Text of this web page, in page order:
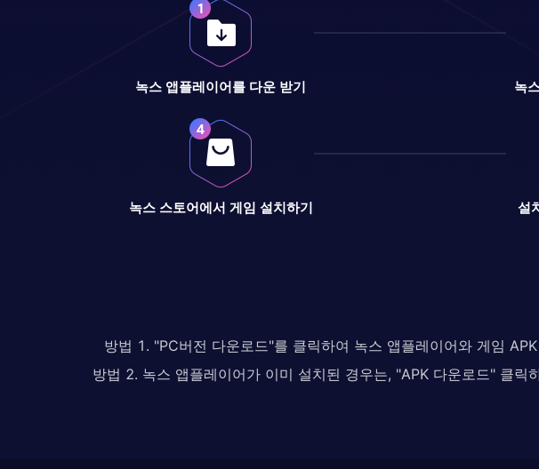
녹스 앱플레이어를 다운 받기 녹
녹스 스토어에서 게임 설치하기 설
방법 1. "PC버전 다운로드"를 클릭하여 녹스 앱플레이어와 게임
방법 2. 녹스 앱플레이어가 이미 설치된 경우는, "APK 다운로드" 클